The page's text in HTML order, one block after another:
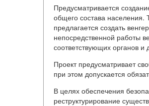
Предусматривается
общего состава
предлагается создать
непосредственной работы
соответствующих органов
Проект предусматривает
при этом допускается
В целях обеспечения
реструктурирование